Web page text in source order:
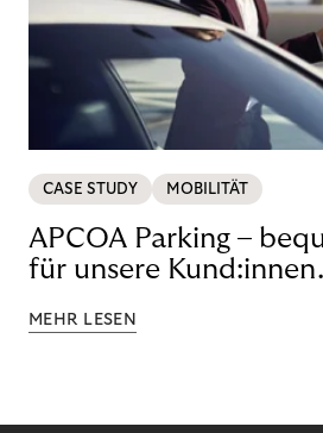
CASE STUDY MOBILITÄT
APCOA Parking –
für unsere Kund:innen.
MEHR LESEN